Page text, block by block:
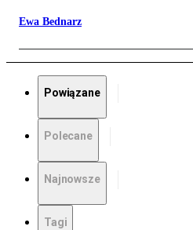
Ewa Bednarz
Powiązane
Polecane
Najnowsze
Tagi